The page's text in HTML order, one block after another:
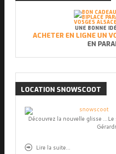
UNE BONNE
ACHETER EN LIGNE UN
EN
LOCATION SNOWSCOOT
Découvrez la nouvelle glisse
Lire la suite...